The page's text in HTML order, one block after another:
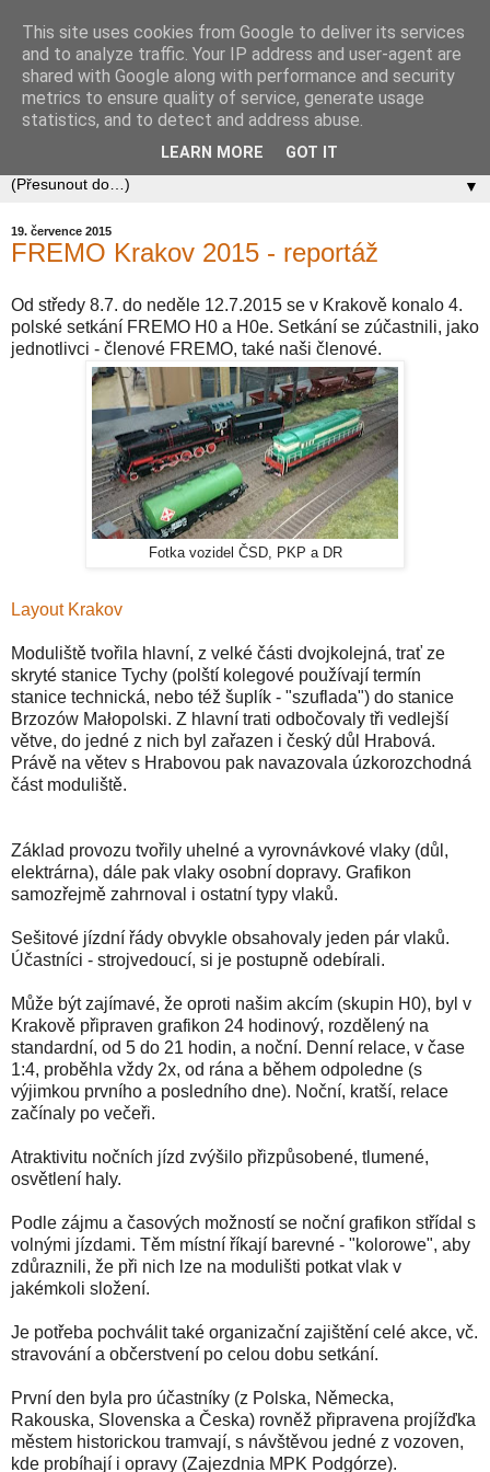
Zababov H0
Spolek Zababov - spolek železničních modelářů zabývající
se stavbou modelové železnice v měřítku 1:87.
▼
19. července 2015
FREMO Krakov 2015 - reportáž
Od středy 8.7. do neděle 12.7.2015 se v Krakově konalo 4.
polské setkání FREMO H0 a H0e. Setkání se zúčastnili, jako
jednotlivci - členové FREMO, také naši členové.
Fotka vozidel ČSD, PKP a DR
Layout Krakov
Moduliště tvořila hlavní, z velké části dvojkolejná, trať ze
skryté stanice Tychy (polští kolegové používají termín
stanice technická, nebo též šuplík - "szuflada") do stanice
Brzozów Małopolski. Z hlavní trati odbočovaly tři vedlejší
větve, do jedné z nich byl zařazen i český důl Hrabová.
Právě na větev s Hrabovou pak navazovala úzkorozchodná
část moduliště.
Základ provozu tvořily uhelné a vyrovnávkové vlaky (důl,
elektrárna), dále pak vlaky osobní dopravy. Grafikon
samozřejmě zahrnoval i ostatní typy vlaků.
Sešitové jízdní řády obvykle obsahovaly jeden pár vlaků.
Účastníci - strojvedoucí, si je postupně odebírali.
Může být zajímavé, že oproti našim akcím (skupin H0), byl v
Krakově připraven grafikon 24 hodinový, rozdělený na
standardní, od 5 do 21 hodin, a noční. Denní relace, v čase
1:4, proběhla vždy 2x, od rána a během odpoledne (s
výjimkou prvního a posledního dne). Noční, kratší, relace
začínaly po večeři.
Atraktivitu nočních jízd zvýšilo přizpůsobené, tlumené,
osvětlení haly.
Podle zájmu a časových možností se noční grafikon střídal s
volnými jízdami. Těm místní říkají barevné - "kolorowe", aby
zdůraznili, že při nich lze na modulišti potkat vlak v
jakémkoli složení.
Je potřeba pochválit také organizační zajištění celé akce, vč.
stravování a občerstvení po celou dobu setkání.
První den byla pro účastníky (z Polska, Německa,
Rakouska, Slovenska a Česka) rovněž připravena projížďka
městem historickou tramvají, s návštěvou jedné z vozoven,
kde probíhají i opravy (Zajezdnia MPK Podgórze).
This site uses cookies from Google to deliver its services
and to analyze traffic. Your IP address and user-agent are
shared with Google along with performance and security
metrics to ensure quality of service, generate usage
statistics, and to detect and address abuse.
LEARN MORE GOT IT